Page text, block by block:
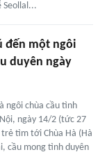
Seollal...
đến một ngôi
duyên ngày
ngôi chùa cầu tình
ngày 14/2 (tức 27
tìm tới Chùa Hà (Hà
cầu mong tình duyên